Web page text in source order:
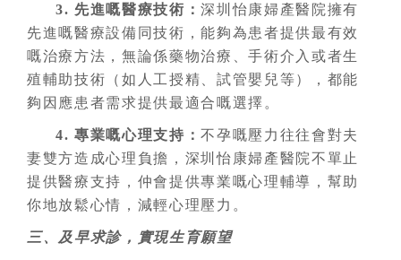
3. 先進嘅醫療技術 ：深圳怡康婦產醫院擁有
先進嘅醫療設備同技術，能夠為患者提供最有效
嘅治療方法，無論係藥物治療、手術介入或者生
殖輔助技術（如人工授精、試管嬰兒等），都能
夠因應患者需求提供最適合嘅選擇。
4. 專業嘅心理支持 ：不孕嘅壓力往往會對夫
妻雙方造成心理負擔，深圳怡康婦產醫院不單止
提供醫療支持，仲會提供專業嘅心理輔導，幫助
你地放鬆心情，減輕心理壓力。
三、及早求診，實現生育願望